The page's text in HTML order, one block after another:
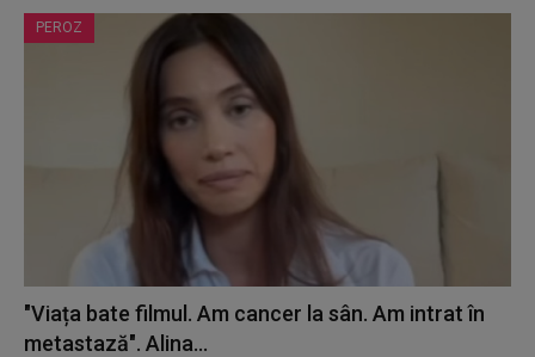
PEROZ
"Viața bate filmul. Am cancer la sân. Am intrat în
metastază". Alina...